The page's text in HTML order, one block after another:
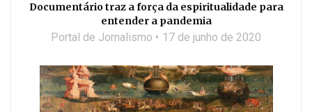
Documentário traz a força da espiritualidade para
entender a pandemia
Portal de Jornalismo 17 de junho de 2020